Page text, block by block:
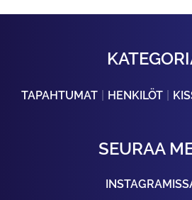
TAPAHTUMAT HENKILÖT
SEURAA